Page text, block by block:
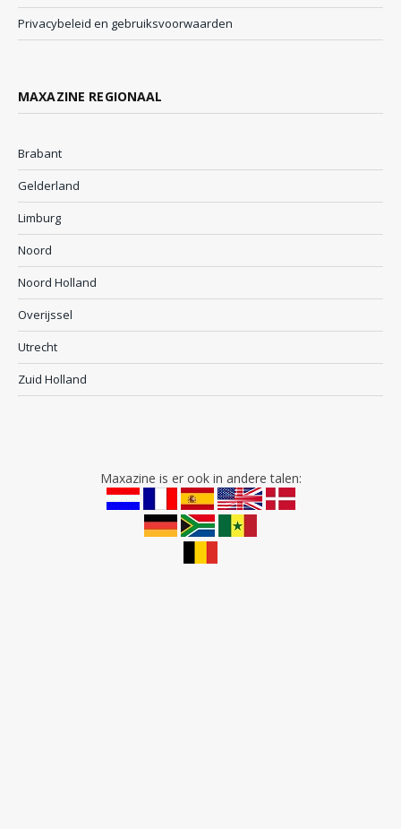
Privacybeleid en gebruiksvoorwaarden
MAXAZINE REGIONAAL
Brabant
Gelderland
Limburg
Noord
Noord Holland
Overijssel
Utrecht
Zuid Holland
Maxazine is er ook in andere talen: